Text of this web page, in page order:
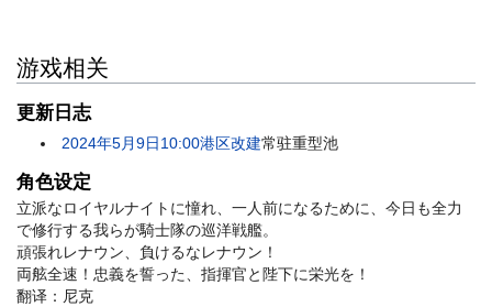
游戏相关
更新日志
2024年5月9日10:00港区改建常驻重型池
角色设定
立派なロイヤルナイトに憧れ、一人前になるために、今日も全力
で修行する我らが騎士隊の巡洋戦艦。
頑張れレナウン、負けるなレナウン！
両舷全速！忠義を誓った、指揮官と陛下に栄光を！
翻译：尼克